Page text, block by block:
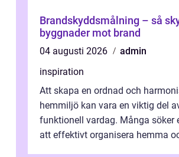
Brandskyddsmålning – så
byggnader mot brand
04 augusti 2026
admin
inspiration
Att skapa en ordnad och
hemmiljö kan vara en viktig del
funktionell vardag. Många söker
att effektivt organisera hemma